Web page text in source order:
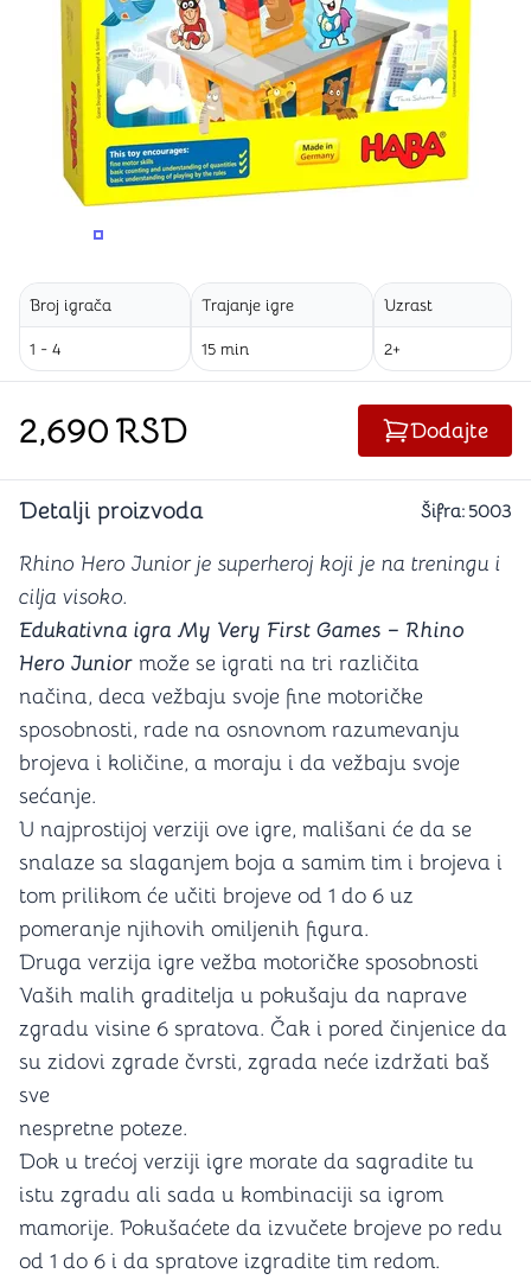
PROMENITE UGAO GLEDANJA
Broj igrača
1 - 4
Trajanje igre
15 min
Uzrast
2+
2,690RSD Dodajte
Detalji proizvoda Šifra: 5003
Rhino Hero Junior je superheroj koji je na treningu i
cilja visoko.
Edukativna igra My Very First Games – Rhino
Hero Junior može se igrati na tri različita
načina, deca vežbaju svoje fine motoričke
sposobnosti, rade na osnovnom razumevanju
brojeva i količine, a moraju i da vežbaju svoje
sećanje.
U najprostijoj verziji ove igre, mališani će da se
snalaze sa slaganjem boja a samim tim i brojeva i
tom prilikom će učiti brojeve od 1 do 6 uz
pomeranje njihovih omiljenih figura.
Druga verzija igre vežba motoričke sposobnosti
Vaših malih graditelja u pokušaju da naprave
zgradu visine 6 spratova. Čak i pored činjenice da
su zidovi zgrade čvrsti, zgrada neće izdržati baš
sve
nespretne poteze.
Dok u trećoj verziji igre morate da sagradite tu
istu zgradu ali sada u kombinaciji sa igrom
mamorije. Pokušaćete da izvučete brojeve po redu
od 1 do 6 i da spratove izgradite tim redom.